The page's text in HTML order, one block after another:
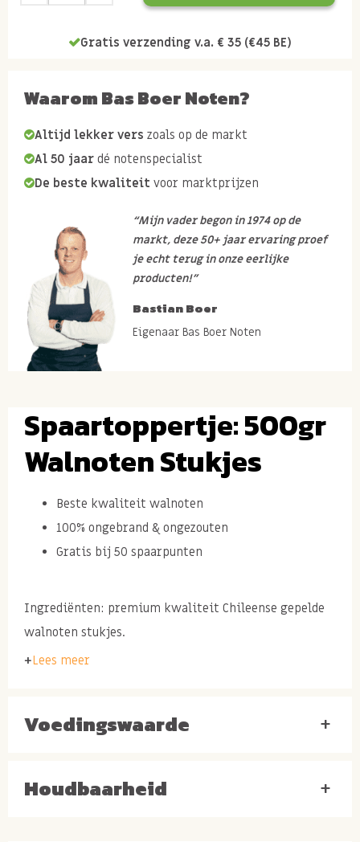
Gratis verzending v.a. € 35 (€45 BE)
Waarom Bas Boer Noten?
Altijd lekker vers zoals op de markt
Al 50 jaar dé notenspecialist
De beste kwaliteit voor marktprijzen
“Mijn vader begon in 1974 op de
markt, deze 50+ jaar ervaring proef
je echt terug in onze eerlijke
producten!”
Bastian Boer
Eigenaar Bas Boer Noten
Spaartoppertje: 500gr
Walnoten Stukjes
Beste kwaliteit walnoten
100% ongebrand & ongezouten
Gratis bij 50 spaarpunten
Ingrediënten: premium kwaliteit Chileense gepelde
walnoten stukjes.
Lees meer
Voedingswaarde +
Houdbaarheid +